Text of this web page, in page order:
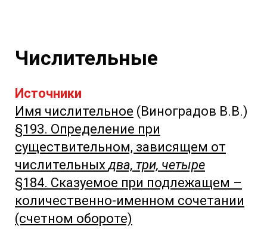
Числительные
Источники
Имя числительное (Виноградов В.В.)
§193. Определение при
существительном, зависящем от
числительныхдва, три, четыре
§184. Сказуемое при подлежащем –
количественно-именном сочетании
(счетном обороте)